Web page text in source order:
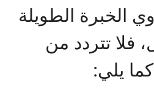
الخبرة الطويلة
فلا تتردد من
يلي: